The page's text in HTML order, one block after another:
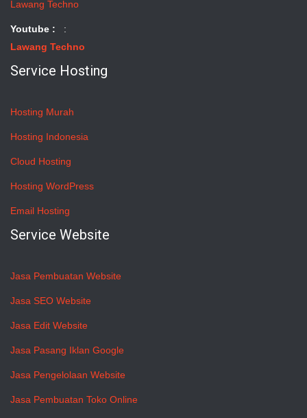
Lawang Techno
Youtube :
:
Lawang Techno
Service Hosting
Hosting Murah
Hosting Indonesia
Cloud Hosting
Hosting WordPress
Email Hosting
Service Website
Jasa Pembuatan Website
Jasa SEO Website
Jasa Edit Website
Jasa Pasang Iklan Google
Jasa Pengelolaan Website
Jasa Pembuatan Toko Online